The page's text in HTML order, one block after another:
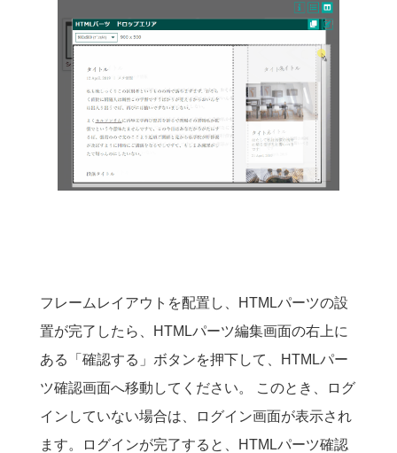
フレームレイアウトを配置し、HTMLパーツの設
置が完了したら、HTMLパーツ編集画面の右上に
ある「確認する」ボタンを押下して、HTMLパー
ツ確認画面へ移動してください。 このとき、ログ
インしていない場合は、ログイン画面が表示され
ます。ログインが完了すると、HTMLパーツ確認